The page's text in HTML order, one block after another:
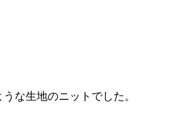
な生地のニットでした。